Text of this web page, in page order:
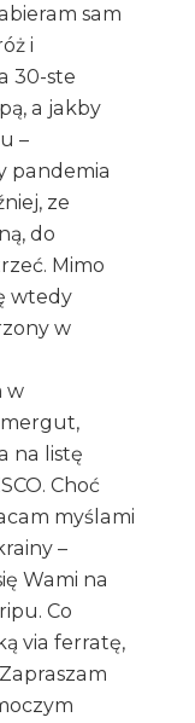
sam
i
30-ste
a jakby
–
pandemia
ze
do
Mimo
wtedy
w
w
na listę
Choć
myślami
–
Wami na
Co
via ferratę,